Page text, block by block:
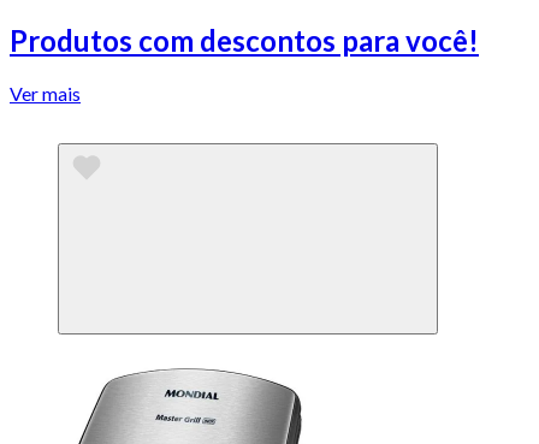
Produtos com descontos para você!
Ver mais